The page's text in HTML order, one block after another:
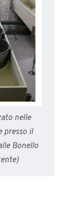
nelle
presso il
Bonello